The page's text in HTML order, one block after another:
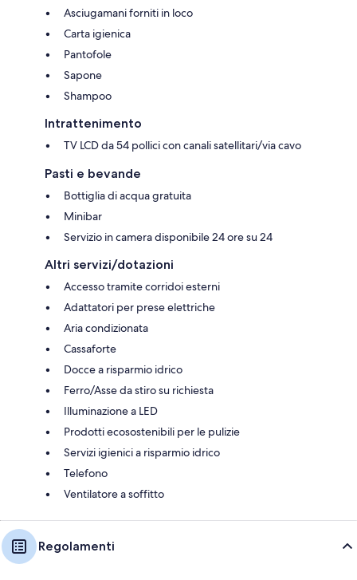
Asciugamani forniti in loco
Carta igienica
Pantofole
Sapone
Shampoo
Intrattenimento
TV LCD da 54 pollici con canali satellitari/via cavo
Pasti e bevande
Bottiglia di acqua gratuita
Minibar
Servizio in camera disponibile 24 ore su 24
Altri servizi/dotazioni
Accesso tramite corridoi esterni
Adattatori per prese elettriche
Aria condizionata
Cassaforte
Docce a risparmio idrico
Ferro/Asse da stiro su richiesta
Illuminazione a LED
Prodotti ecosostenibili per le pulizie
Servizi igienici a risparmio idrico
Telefono
Ventilatore a soffitto
Regolamenti